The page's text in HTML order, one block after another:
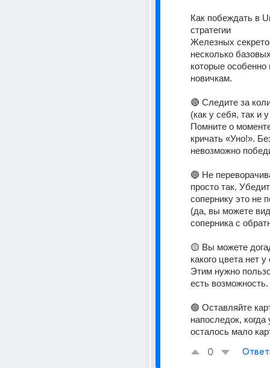
Как побеждать в
стратегии
Железных
несколько
которые особенно
новичкам.
🔴 Следите за
(как у себя, так и
Помните о
кричать «Уно!».
невозможно
🔵 Не
просто так.
сопернику это не
(да, вы можете
соперника с
🟡 Вы можете
какого цвета нет
Этим нужно
есть возможность.
🟢 Оставляйте
напоследок, когда
осталось мало
0